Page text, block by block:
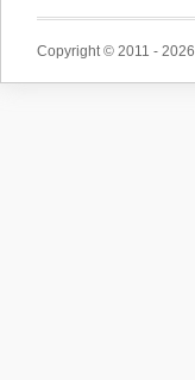
Copyright © 2011 - 2026